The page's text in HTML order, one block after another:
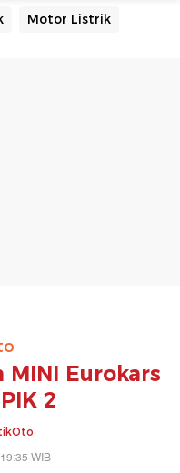
Motor Listrik
Eurokars
2
WIB